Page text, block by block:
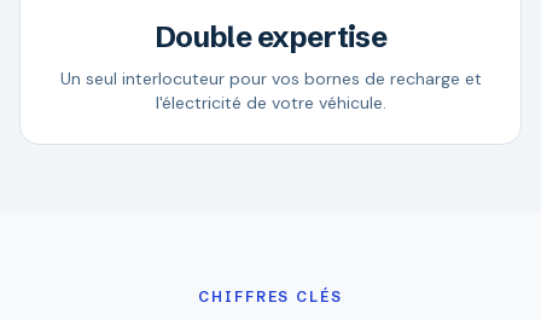
Double expertise
Un seul interlocuteur pour vos bornes de recharge et
l'électricité de votre véhicule.
CHIFFRES CLÉS